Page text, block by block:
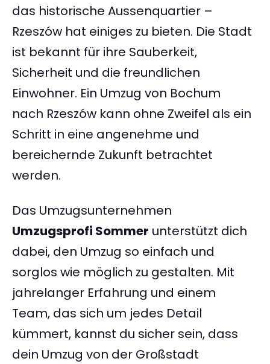
das historische Aussenquartier –
Rzeszów hat einiges zu bieten. Die Stadt
ist bekannt für ihre Sauberkeit,
Sicherheit und die freundlichen
Einwohner. Ein Umzug von Bochum
nach Rzeszów kann ohne Zweifel als ein
Schritt in eine angenehme und
bereichernde Zukunft betrachtet
werden.
Das Umzugsunternehmen
Umzugsprofi Sommer unterstützt dich
dabei, den Umzug so einfach und
sorglos wie möglich zu gestalten. Mit
jahrelanger Erfahrung und einem
Team, das sich um jedes Detail
kümmert, kannst du sicher sein, dass
dein Umzug von der Großstadt